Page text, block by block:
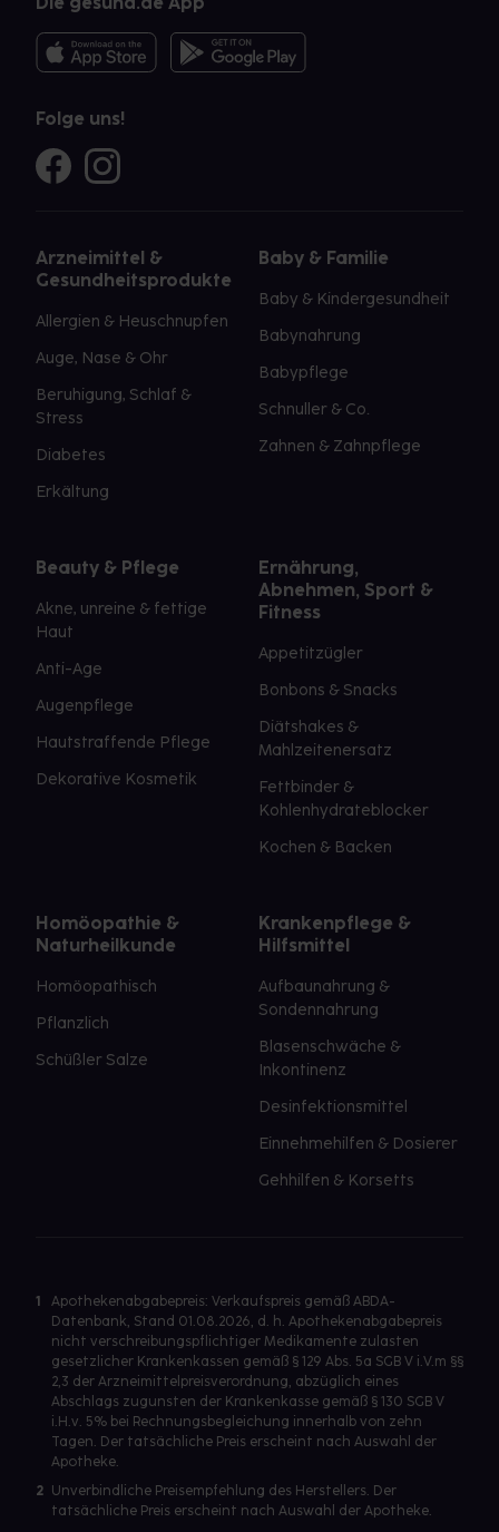
Folge uns!
Arzneimittel &
Gesundheitsprodukte
Allergien & Heuschnupfen
Auge, Nase & Ohr
Beruhigung, Schlaf &
Stress
Diabetes
Erkältung
Baby & Familie
Baby & Kindergesundheit
Babynahrung
Babypflege
Schnuller & Co.
Zahnen & Zahnpflege
Beauty & Pflege
Akne, unreine & fettige
Haut
Anti-Age
Augenpflege
Hautstraffende Pflege
Dekorative Kosmetik
Ernährung,
Abnehmen, Sport &
Fitness
Appetitzügler
Bonbons & Snacks
Diätshakes &
Mahlzeitenersatz
Fettbinder &
Kohlenhydrateblocker
Kochen & Backen
Homöopathie &
Naturheilkunde
Homöopathisch
Pflanzlich
Schüßler Salze
Krankenpflege &
Hilfsmittel
Aufbaunahrung &
Sondennahrung
Blasenschwäche &
Inkontinenz
Desinfektionsmittel
Einnehmehilfen & Dosierer
Gehhilfen & Korsetts
1
Apothekenabgabepreis: Verkaufspreis gemäß ABDA-
Datenbank, Stand 01.08.2026, d. h. Apothekenabgabepreis
nicht verschreibungspflichtiger Medikamente zulasten
gesetzlicher Krankenkassen gemäß § 129 Abs. 5a SGB V i.V.m §§
2,3 der Arzneimittelpreisverordnung, abzüglich eines
Abschlags zugunsten der Krankenkasse gemäß § 130 SGB V
i.H.v. 5% bei Rechnungsbegleichung innerhalb von zehn
Tagen. Der tatsächliche Preis erscheint nach Auswahl der
Apotheke.
2 Unverbindliche Preisempfehlung des Herstellers. Der
tatsächliche Preis erscheint nach Auswahl der Apotheke.